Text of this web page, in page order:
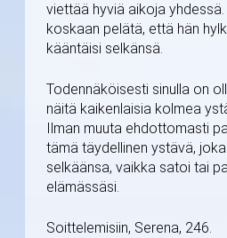
viettää hyviä aikoja
koskaan pelätä, että hän
kääntäisi selkänsä.
Todennäköisesti sinulla on
näitä kaikenlaisia kolmea
Ilman muuta ehdottomasti
tämä täydellinen ystävä,
selkäänsa, vaikka satoi tai
elämässäsi.
Soittelemisiin, Serena, 246.